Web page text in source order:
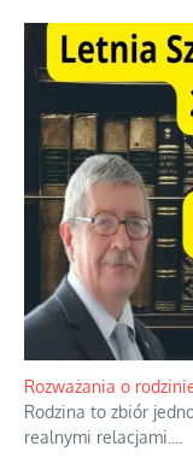
Rozważania o
Rodzina to zbiór
realnymi relacjami.